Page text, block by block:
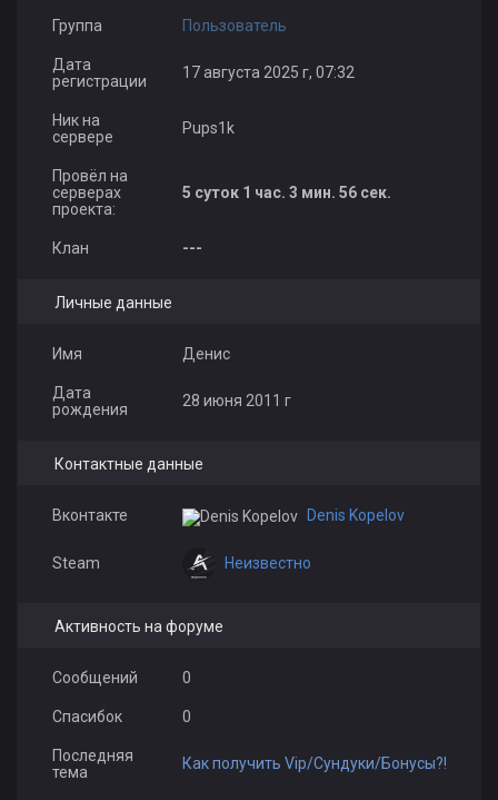
Группа Пользователь
Дата
регистрации
17 августа 2025 г, 07:32
Ник на
сервере
Pups1k
Провёл на
серверах
проекта:
5 суток 1 час. 3 мин. 56 сек.
Клан ---
Личные данные
Имя Денис
Дата
рождения
28 июня 2011 г
Контактные данные
Вконтакте Denis Kopelov
Steam Неизвестно
Активность на форуме
Сообщений 0
Спасибок 0
Последняя
тема
Как получить Vip/Сундуки/Бонусы?!